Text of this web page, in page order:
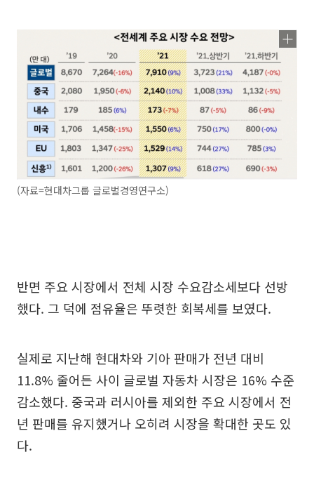
(자료=현대차그룹 글로벌경영연구소)
반면 주요 시장에서 전체 시장 수요감소세보다 선방
했다. 그 덕에 점유율은 뚜렷한 회복세를 보였다.
실제로 지난해 현대차와 기아 판매가 전년 대비
11.8% 줄어든 사이 글로벌 자동차 시장은 16% 수준
감소했다. 중국과 러시아를 제외한 주요 시장에서 전
년 판매를 유지했거나 오히려 시장을 확대한 곳도 있
다.